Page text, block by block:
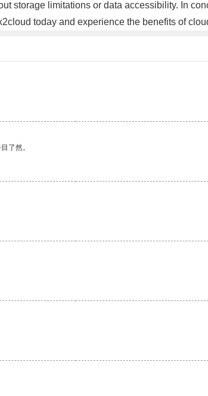
storage limitations or data accessibility. In
today and experience the benefits of
了然。